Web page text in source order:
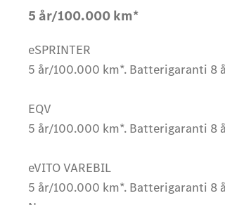
5 år/100.000 km*
eSPRINTER
5 år/100.000 km*. Batterigaranti 8
EQV
5 år/100.000 km*. Batterigaranti 8
eVITO VAREBIL
5 år/100.000 km*. Batterigaranti 8